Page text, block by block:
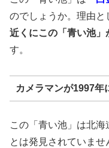
のでしょうか。理由と
近くにこの「青い池」
す。
カメラマンが1997年
この「青い池」は北
とは発見されていま